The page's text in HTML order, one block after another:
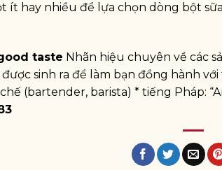
ít hay nhiều để lựa chọn dòng bột
taste Nhãn hiệu chuyên về các
được sinh ra để làm bạn đồng hành
(bartender, barista) * tiếng Pháp: